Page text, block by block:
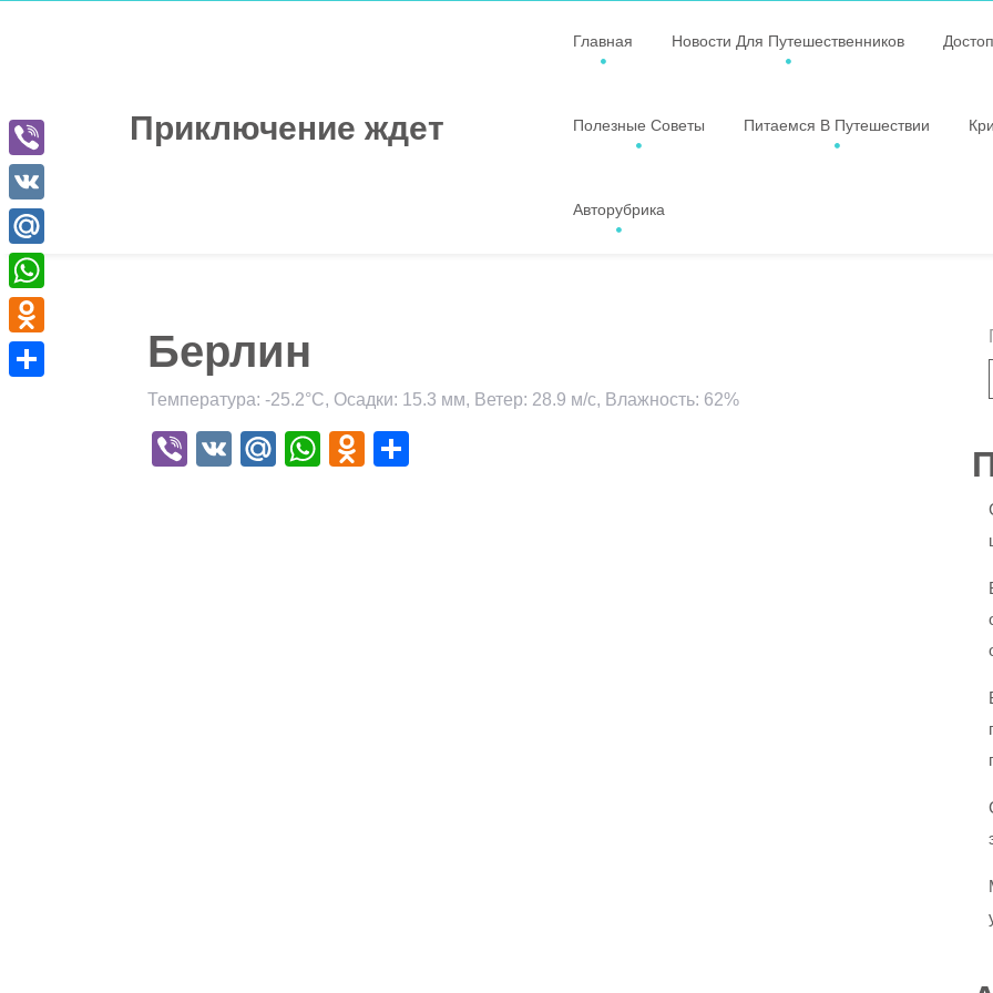
Приключение ждет
Главная Новости Для Путешественников
Полезные Советы Питаемся В Путешествии
Авторубрика
Берлин
Температура: -25.2°C, Осадки: 15.3 мм, Ветер: 28.9 м/с, Влажность: 62%
Viber
VK Mail.Ru
WhatsApp
Odnoklassniki
Viber
VK
Mail.Ru
WhatsApp
Odnoklassniki